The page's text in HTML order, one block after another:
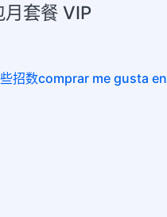
套餐 VIP
些招数comprar me gusta en